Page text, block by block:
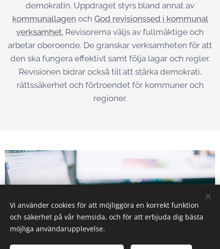
demokratin. Uppdraget styrs bland annat av
kommunallagen och God revisionssed i kommunal
verksamhet. Revisorerna väljs av fullmäktige och
arbetar oberoende. De granskar verksamheten för att
den ska fungera effektivt samt följa lagar och regler.
Revisionen bidrar också till att stärka demokrati,
rättssäkerhet och förtroendet för kommuner och
regioner.
Vi använder cookies för att möjliggöra en korrekt funktion
och säkerhet på vår hemsida, och för att erbjuda dig bästa
möjliga användarupplevelse.